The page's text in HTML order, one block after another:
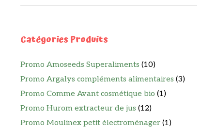
Catégories Produits
Promo Amoseeds Superaliments (10)
Promo Argalys compléments alimentaires (3)
Promo Comme Avant cosmétique bio (1)
Promo Hurom extracteur de jus (12)
Promo Moulinex petit électroménager (1)